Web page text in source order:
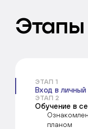
Этапы
ЭТАП 1
Вход в личный
ЭТАП 2
Обучение в
планом